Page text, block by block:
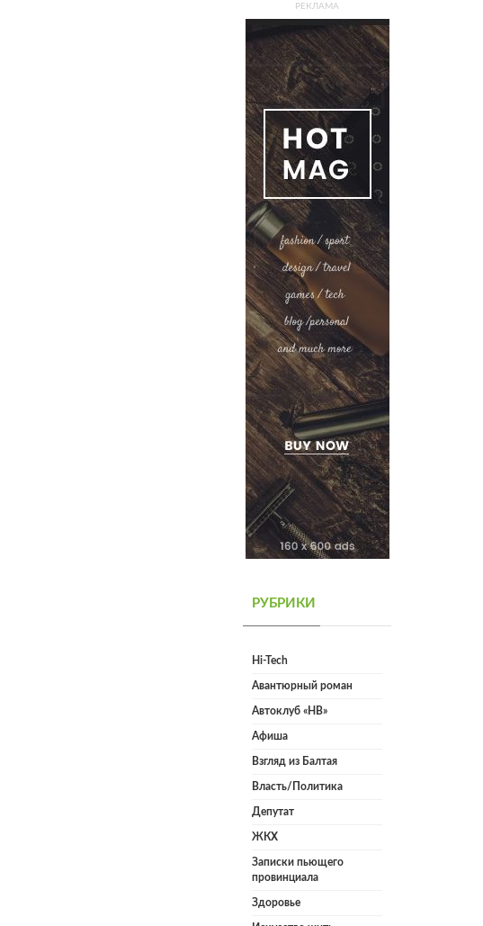
РЕКЛАМА
РУБРИКИ
Hi-Tech
Авантюрный роман
Автоклуб «НВ»
Афиша
Взгляд из Балтая
Власть/Политика
Депутат
ЖКХ
Записки пьющего
провинциала
Здоровье